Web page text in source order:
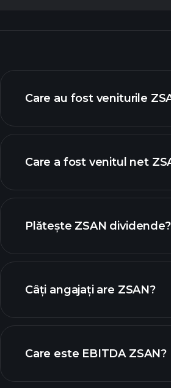
Care au fost veniturile
Care a fost venitul net
Plătește ZSAN dividende?
acțiuni
Câți angajați are ZSAN?
Care este EBITDA ZSAN?